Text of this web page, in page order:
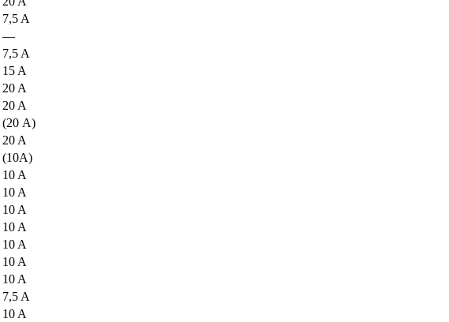
7,5 A
—
7,5 A
15 A
20 A
20 A
(20 A)
20 A
(10A)
10 A
10 A
10 A
10 A
10 A
10 A
10 A
7,5 A
10 A